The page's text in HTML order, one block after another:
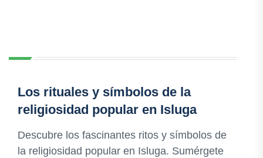
Los rituales y símbolos de la
religiosidad popular en Isluga
Descubre los fascinantes ritos y símbolos de
la religiosidad popular en Isluga. Sumérgete